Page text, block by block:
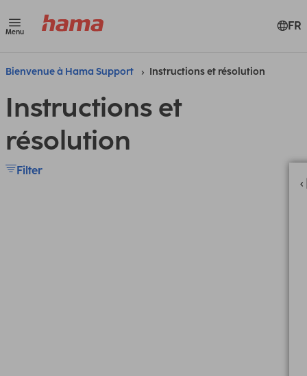
Menu FR
Bienvenue à Hama Support Instructions et résolution
Instructions et
résolution
Filter